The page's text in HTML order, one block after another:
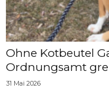
Ohne Kotbeutel
Ordnungsamt
31 Mai 2026